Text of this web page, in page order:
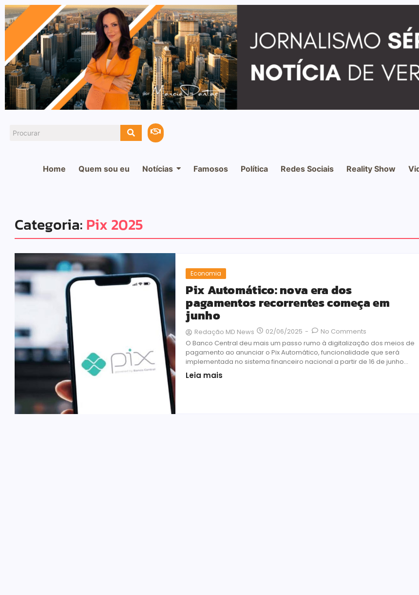
Home Quem sou eu Notícias Famosos Política Redes Sociais Reality Show
Categoria: Pix 2025
Economia
Pix Automático: nova era dos
pagamentos recorrentes começa em
junho
Redação MD News 02/06/2025 -
No Comments
O Banco Central deu mais um passo rumo à digitalização dos meios de
pagamento ao anunciar o Pix Automático, funcionalidade que será
implementada no sistema financeiro nacional a partir de 16 de junho...
Leia mais